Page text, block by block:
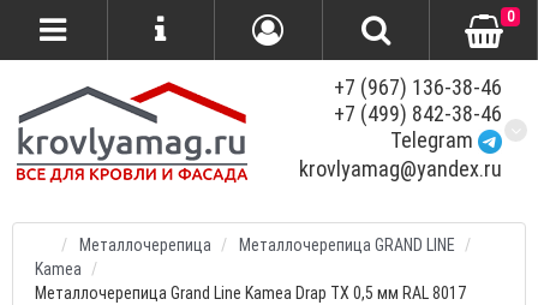
+7 (967) 136-38-46
+7 (499) 842-38-46
Telegram
krovlyamag@yandex.ru
0
Металлочерепица
Металлочерепица GRAND LINE
Kamea
Металлочерепица Grand Line Kamea Drap TX 0,5 мм RAL 8017